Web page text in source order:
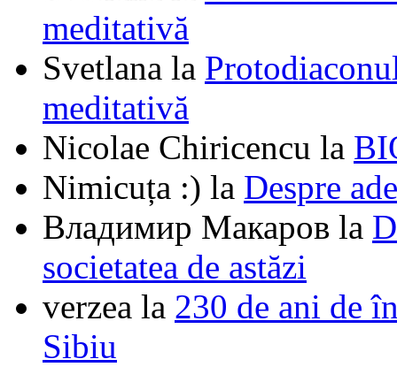
meditativă
Svetlana la
meditativă
Nicolae Chiricencu la
Nimicuța :) la Despre
Владимир Макаров la
societatea de astăzi
verzea la 230 de ani de
Sibiu